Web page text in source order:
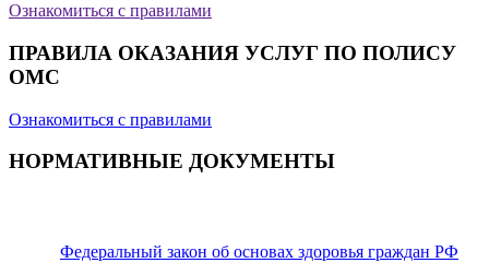
Ознакомиться с правилами
ПРАВИЛА ОКАЗАНИЯ УСЛУГ ПО ПОЛИСУ
ОМС
Ознакомиться с правилами
НОРМАТИВНЫЕ ДОКУМЕНТЫ
Федеральный закон об основах здоровья граждан РФ